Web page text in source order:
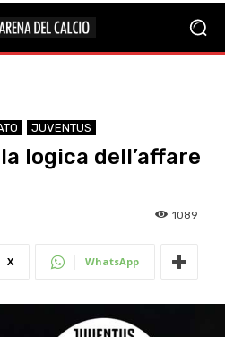
JUVENTUS
logica dell’affare
1089
X WhatsApp